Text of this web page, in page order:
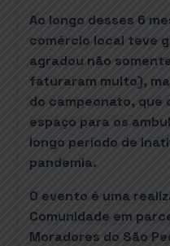
Ao longo desses 6
comércio local teve
agradou não
faturaram muito),
do campeonato, que
espaço para os
longo período de
pandemia.
O evento é uma
Comunidade em
Moradores do São